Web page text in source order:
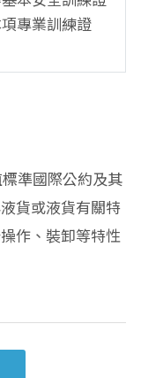
專業訓練證
準國際公約及其
貨或液貨有關特
作、裝卸等特性